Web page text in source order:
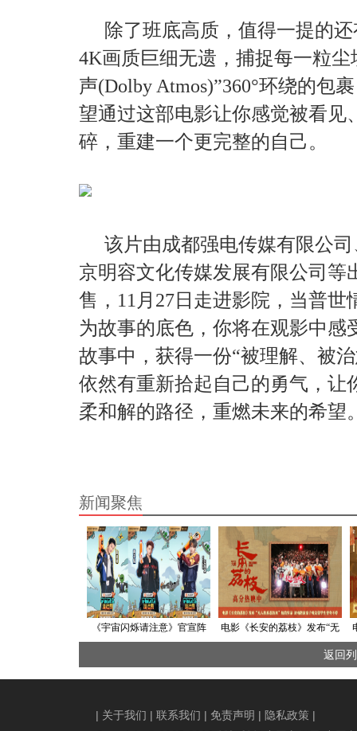
除了班底高质，值得一提的
4K画质巨细无遗，捕捉每一粒
声(Dolby Atmos)”360°环绕的包
望通过这部电影让你感觉被看见
碎，重建一个更完整的自己。
该片由成都强电传媒有限公
京明容文化传媒发展有限公司等
售，11月27日走进影院，当普
为故事的底色，你将在观影中感
故事中，获得一份“被理解、被
依然有重新拾起自己的勇气，让
柔和解的路径，重燃未来的希望
新闻聚焦
《宇宙闪烁请注意》官宣阵
玩
电影《长安的荔枝》发布“无
人机系荔枝来”航拍实录 济南
路演亲子观众留学生皆夸不
返回
| 关于我们 | 联系我们 | 免责声明 | 隐私政策 |